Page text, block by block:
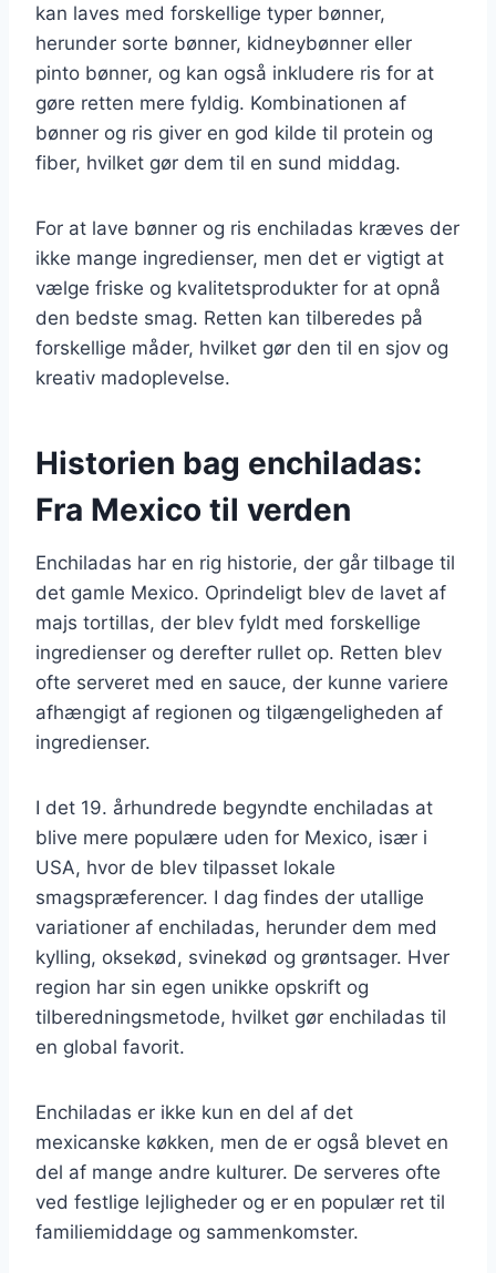
kan laves med forskellige typer bønner,
herunder sorte bønner, kidneybønner eller
pinto bønner, og kan også inkludere ris for at
gøre retten mere fyldig. Kombinationen af
bønner og ris giver en god kilde til protein og
fiber, hvilket gør dem til en sund middag.
For at lave bønner og ris enchiladas kræves der
ikke mange ingredienser, men det er vigtigt at
vælge friske og kvalitetsprodukter for at opnå
den bedste smag. Retten kan tilberedes på
forskellige måder, hvilket gør den til en sjov og
kreativ madoplevelse.
Historien bag enchiladas:
Fra Mexico til verden
Enchiladas har en rig historie, der går tilbage til
det gamle Mexico. Oprindeligt blev de lavet af
majs tortillas, der blev fyldt med forskellige
ingredienser og derefter rullet op. Retten blev
ofte serveret med en sauce, der kunne variere
afhængigt af regionen og tilgængeligheden af
ingredienser.
I det 19. århundrede begyndte enchiladas at
blive mere populære uden for Mexico, især i
USA, hvor de blev tilpasset lokale
smagspræferencer. I dag findes der utallige
variationer af enchiladas, herunder dem med
kylling, oksekød, svinekød og grøntsager. Hver
region har sin egen unikke opskrift og
tilberedningsmetode, hvilket gør enchiladas til
en global favorit.
Enchiladas er ikke kun en del af det
mexicanske køkken, men de er også blevet en
del af mange andre kulturer. De serveres ofte
ved festlige lejligheder og er en populær ret til
familiemiddage og sammenkomster.